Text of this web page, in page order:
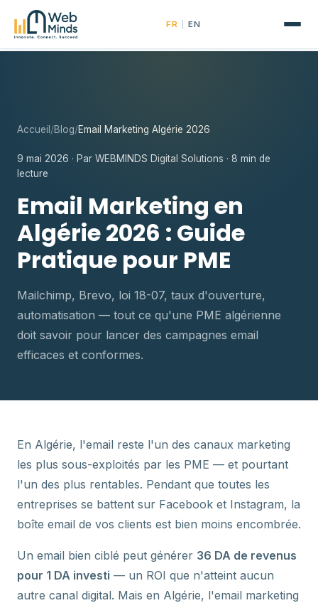
FR EN
Accueil /Blog/Email Marketing Algérie 2026
9 mai 2026 · Par WEBMINDS Digital Solutions · 8 min de
lecture
Email Marketing en
Algérie 2026 : Guide
Pratique pour PME
Mailchimp, Brevo, loi 18-07, taux d'ouverture,
automatisation — tout ce qu'une PME algérienne
doit savoir pour lancer des campagnes email
efficaces et conformes.
En Algérie, l'email reste l'un des canaux marketing
les plus sous-exploités par les PME — et pourtant
l'un des plus rentables. Pendant que toutes les
entreprises se battent sur Facebook et Instagram, la
boîte email de vos clients est bien moins encombrée.
Un email bien ciblé peut générer 36 DA de revenus
pour 1 DA investi — un ROI que n'atteint aucun
autre canal digital. Mais en Algérie, l'email marketing